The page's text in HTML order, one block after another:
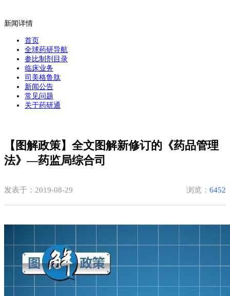
新闻详情
首页
全球药研导航
参比制剂目录
临床业务
司美格鲁肽
新闻公告
常见问题
关于药研通
【图解政策】全文图解新修订的《药品管理
法》—药监局综合司
发表于：2019-08-29 浏览： 6452